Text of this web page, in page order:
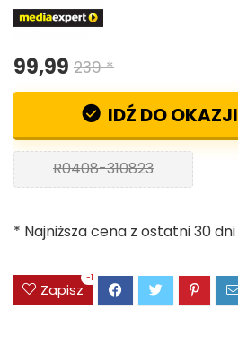
99,99 239 *
IDŹ DO OKAZJI
R0408-310823
* Najniższa cena z ostatni 30 dni
Zapisz
-1